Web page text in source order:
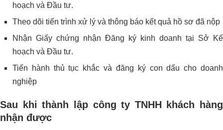
hoạch và Đầu tư.
Theo dõi tiến trình xử lý và thông báo kết quả hồ sơ đã nộp
Nhận Giấy chứng nhận Đăng ký kinh doanh tại Sở Kế
hoạch và Đầu tư.
Tiến hành thủ tục khắc và đăng ký con dấu cho doanh
nghiệp
Sau khi thành lập công ty TNHH khách hàng
nhận được